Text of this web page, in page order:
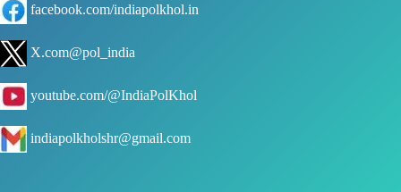
facebook.com/indiapolkhol.in
X.com@pol_india
youtube.com/@IndiaPolKhol
indiapolkholshr@gmail.com